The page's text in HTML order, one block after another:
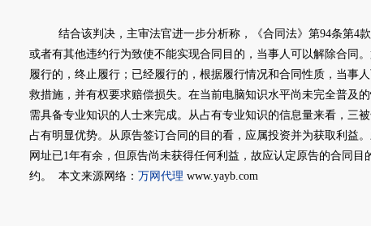
结合该判决，主审法官进一步分析称，《合同法》第94条第4款
或者有其他违约行为致使不能实现合同目的，当事人可以解除合同
履行的，终止履行；已经履行的，根据履行情况和合同性质，当事
救措施，并有权要求赔偿损失。在当前电脑知识水平尚未完全普及
需具备专业知识的人士来完成。从占有专业知识的信息量来看，三
占有明显优势。从原告签订合同的目的看，应属投资并为获取利益
网址已1年有余，但原告尚未获得任何利益，故应认定原告的合同目
约。 本文来源网络： 万网代理 www.yayb.com